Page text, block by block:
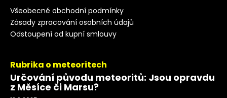
Všeobecné obchodní podmínky
Zásady zpracování osobních údajů
Odstoupení od kupní smlouvy
Rubrika o meteoritech
Určování původu meteoritů: Jsou opravdu
z Měsíce či Marsu?